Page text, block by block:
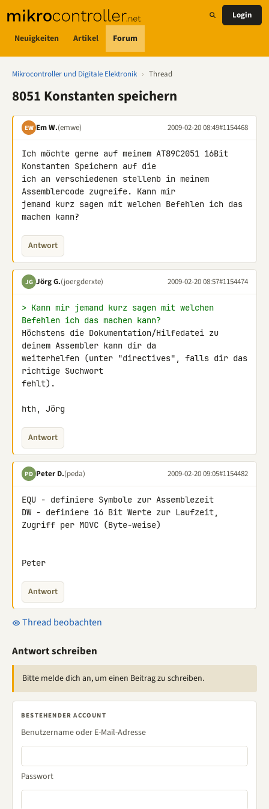
Neuigkeiten Artikel Forum
Login
Mikrocontroller und Digitale Elektronik › Thread
8051 Konstanten speichern
EW Em W.(emwe) 2009-02-20 08:49#1154468
Ich möchte gerne auf meinem AT89C2051 16Bit
Konstanten Speichern auf die
ich an verschiedenen stellenb in meinem
Assemblercode zugreife. Kann mir
jemand kurz sagen mit welchen Befehlen ich das
machen kann?
Antwort
JG Jörg G.(joergderxte) 2009-02-20 08:57#1154474
> Kann mir jemand kurz sagen mit welchen
Befehlen ich das machen kann?
Höchstens die Dokumentation/Hilfedatei zu
deinem Assembler kann dir da
weiterhelfen (unter "directives", falls dir das
richtige Suchwort
fehlt).
hth, Jörg
Antwort
PD Peter D.(peda) 2009-02-20 09:05#1154482
EQU - definiere Symbole zur Assemblezeit
DW - definiere 16 Bit Werte zur Laufzeit,
Zugriff per MOVC (Byte-weise)
Peter
Antwort
Thread beobachten
Antwort schreiben
Bitte melde dich an, um einen Beitrag zu schreiben.
BESTEHENDER ACCOUNT
Benutzername oder E-Mail-Adresse
Passwort